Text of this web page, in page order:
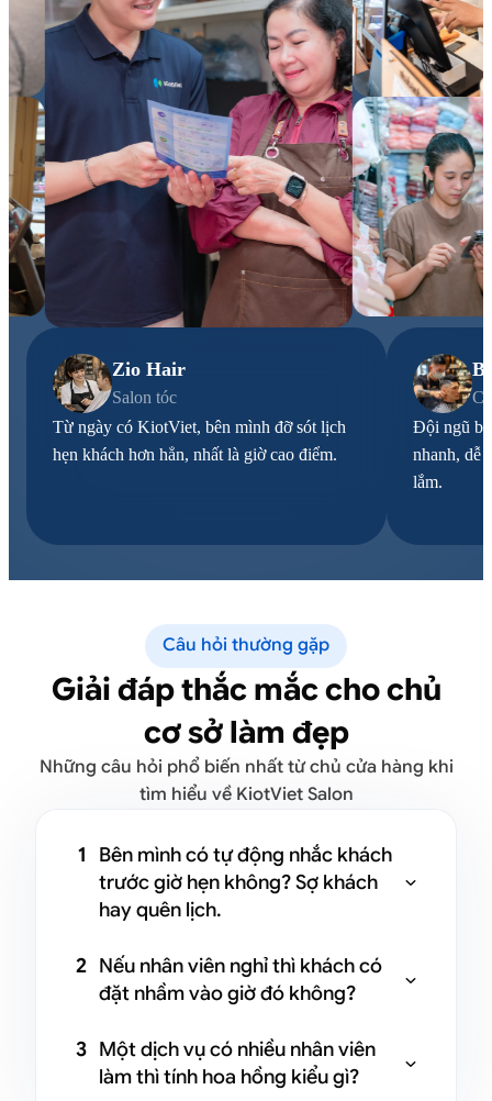
Zio Hair
Salon tóc
Từ ngày có KiotViet, bên mình đỡ sót lịch
hẹn khách hơn hẳn, nhất là giờ cao điểm.
Đội ngũ
nhanh, dễ
lắm.
Câu hỏi thường gặp
Giải đáp thắc mắc cho chủ
cơ sở làm đẹp
Những câu hỏi phổ biến nhất từ chủ cửa hàng khi
tìm hiểu về KiotViet Salon
1
Bên mình có tự động nhắc khách
trước giờ hẹn không? Sợ khách
hay quên lịch.

Có ạ. Hệ thống sẽ tự động gửi nhắc
lịch qua Zalo OA hoặc SMS trước giờ
hẹn, nên giảm hẳn tình trạng khách
cần nhắc thủ công nữa.
2 Nếu nhân viên nghỉ thì khách có
đặt nhầm vào giờ đó không?

Không đâu ạ. Những ngày hoặc khung
giờ nhân viên không làm sẽ tự động bị
ẩn khi khách đặt online. Nếu lễ tân đặt
3 Một dịch vụ có nhiều nhân viên
làm thì tính hoa hồng kiểu gì?
